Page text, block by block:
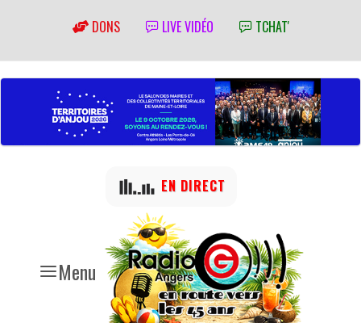
DONS LIVE VIDÉO TCHAT'
Menu
EN DIRECT